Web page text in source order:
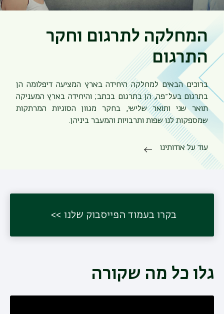
המחלקה לתרגום וחקר
התרגום
ברוכים הבאים למחלקה היחידה בארץ המציעה דיפלומה הן
בתרגום בעל־פה, הן בתרגום בכתב; והיחידה בארץ המעניקה
תואר שני ותואר שלישי, בחקר מגוון הסוגיות המרתקות
שמספקות לנו שפות ותרבויות והמעבר ביניהן.
עוד על אודותינו
בקרו בעמוד הפייסבוק שלנו
גלו כל מה שקורה